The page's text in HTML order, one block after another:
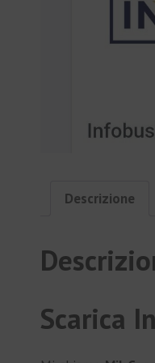
Descrizione
Scarica